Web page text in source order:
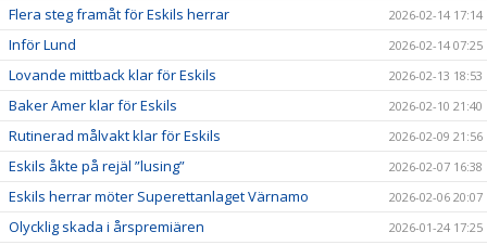
Flera steg framåt för Eskils herrar 2026-02-14 17:14
Inför Lund 2026-02-14 07:25
Lovande mittback klar för Eskils 2026-02-13 18:53
Baker Amer klar för Eskils 2026-02-10 21:40
Rutinerad målvakt klar för Eskils 2026-02-09 21:56
Eskils åkte på rejäl ”lusing” 2026-02-07 16:38
Eskils herrar möter Superettanlaget Värnamo 2026-02-06 20:07
Olycklig skada i årspremiären 2026-01-24 17:25